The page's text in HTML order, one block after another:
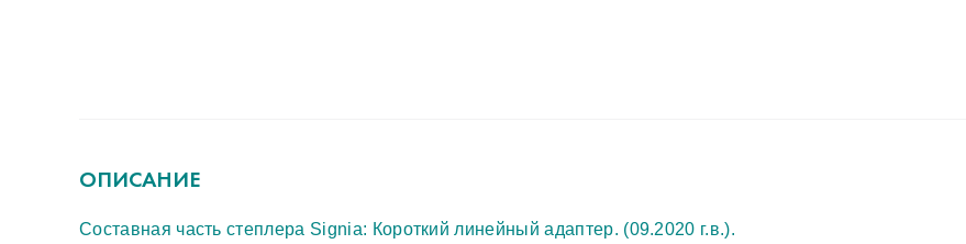
ОПИСАНИЕ
Составная часть степлера Signia: Короткий линейный адаптер. (09.2020 г.в.).